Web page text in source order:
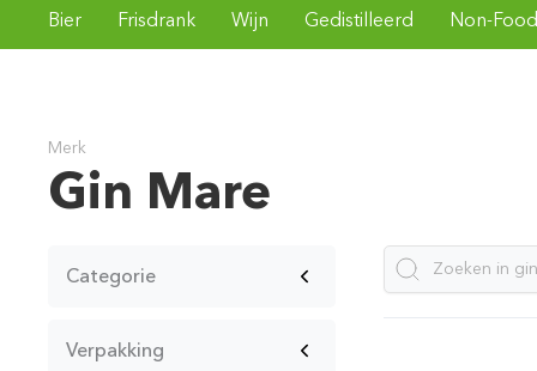
Bier Frisdrank Wijn Gedistilleerd Non-Food
Merk
Gin Mare
Categorie
Verpakking